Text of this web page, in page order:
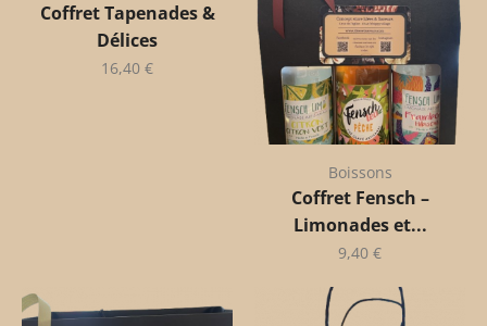
Coffret Tapenades &
Délices
16,40 €
Boissons
Coffret Fensch –
Limonades et...
9,40 €